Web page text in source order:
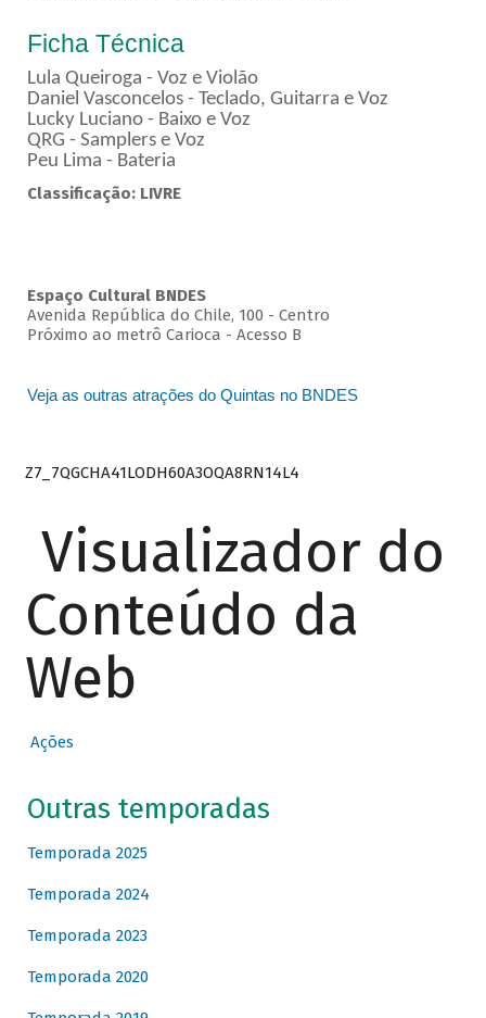
Ficha Técnica
Lula Queiroga - Voz e Violão
Daniel Vasconcelos - Teclado, Guitarra e Voz
Lucky Luciano - Baixo e Voz
QRG - Samplers e Voz
Peu Lima - Bateria
Classificação: LIVRE
Espaço Cultural BNDES
Avenida República do Chile, 100 - Centro
Próximo ao metrô Carioca - Acesso B
Veja as outras atrações do Quintas no BNDES
Z7_7QGCHA41LODH60A3OQA8RN14L4
Visualizador do
Conteúdo da
Web
Ações
Outras temporadas
Temporada 2025
Temporada 2024
Temporada 2023
Temporada 2020